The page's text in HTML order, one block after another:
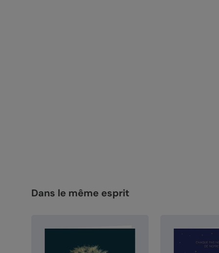
Dans le même esprit